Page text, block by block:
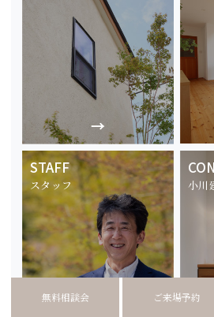
STAFF
スタッフ 小川
無料相談会 ご来場予約